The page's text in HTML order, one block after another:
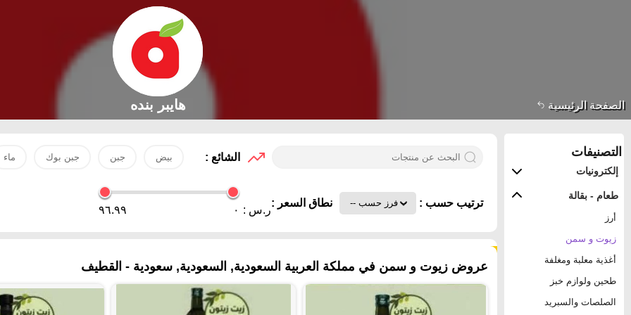
الصفحة الرئيسية هايبر بنده
التصنيفات
إلكترونيات
طعام - بقالة
أرز
زيوت و سمن
أغذية معلبة ومغلفة
طحين ولوازم خبز
الصلصات والسبريد
الشائع : بيض جبن جبن بوك ماء
ترتيب حسب : نطاق السعر :
ر.س : ٠ ٩٦.٩٩
عروض زيوت و سمن في مملكة العربية السعودية, السعودية, سعودية - القطيف‎